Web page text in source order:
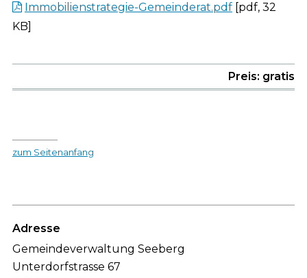
Immobilienstrategie-Gemeinderat.pdf[pdf, 32
KB]
Preis: gratis
zum Seitenanfang
Adresse
Gemeindeverwaltung Seeberg
Unterdorfstrasse 67